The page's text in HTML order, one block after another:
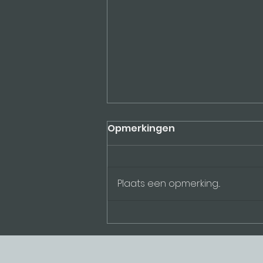
Je voorbereiden op het
onbekende.
Opmerkingen
Plaats een opmerking...